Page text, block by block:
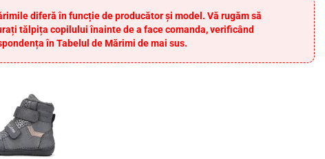
diferă în funcție de producător și model. Vă rugăm să
tălpița copilului înainte de a face comanda, verificând
în Tabelul de Mărimi de mai sus.